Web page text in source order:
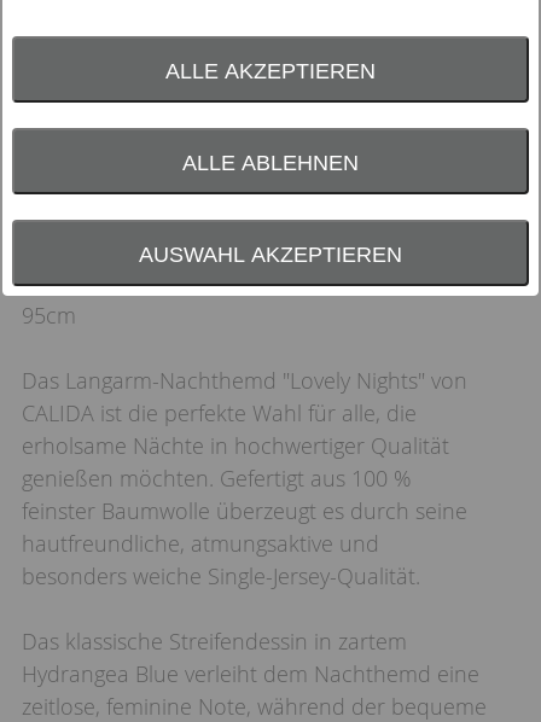
ALLE AKZEPTIEREN
ALLE ABLEHNEN
AUSWAHL AKZEPTIEREN
Lovely NightsLangarm-Nachthemd, Länge
95cm
Das Langarm-Nachthemd "Lovely Nights" von
CALIDA ist die perfekte Wahl für alle, die
erholsame Nächte in hochwertiger Qualität
genießen möchten. Gefertigt aus 100 %
feinster Baumwolle überzeugt es durch seine
hautfreundliche, atmungsaktive und
besonders weiche Single-Jersey-Qualität.
Das klassische Streifendessin in zartem
Hydrangea Blue verleiht dem Nachthemd eine
zeitlose, feminine Note, während der bequeme